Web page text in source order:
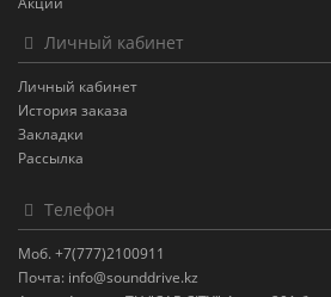
Личный кабинет
Личный кабинет
История заказа
Закладки
Рассылка
Телефон
Моб. +7(777)2100911
Почта: info@sounddrive.kz